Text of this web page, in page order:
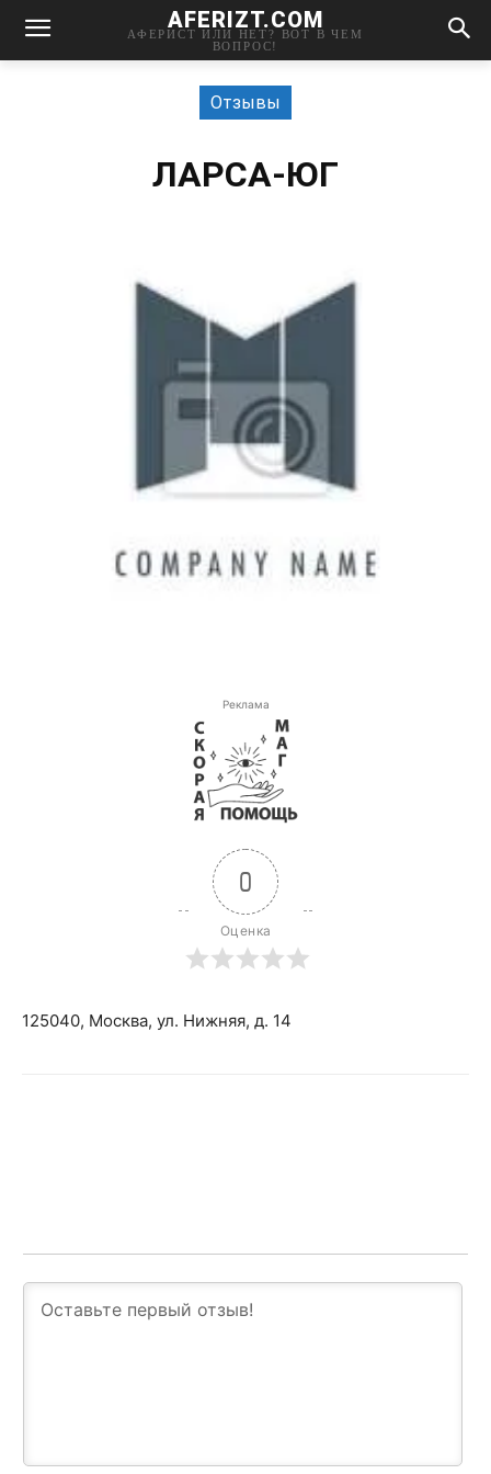
AFERIZT.COM
АФЕРИСТ ИЛИ НЕТ? ВОТ В ЧЕМ
ВОПРОС!
Отзывы
ЛАРСА-ЮГ
Реклама
0
Оценка
125040, Москва, ул. Нижняя, д. 14